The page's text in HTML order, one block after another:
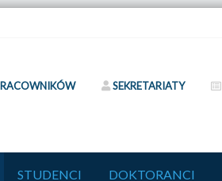
SEKRETARIATY
STUDENCI DOKTORANCI